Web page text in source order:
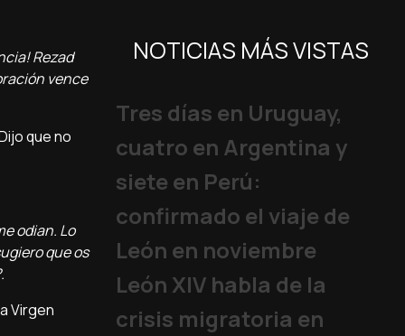
Rezad
vence
que no
odian. Lo
que os
Virgen
NOTICIAS MÁS VISTAS
Tres días en Uruguay,
cuatro en Argentina y
siete en Perú:
confirmado el viaje de
León en noviembre
León XIV habla de la
crisis migratoria en